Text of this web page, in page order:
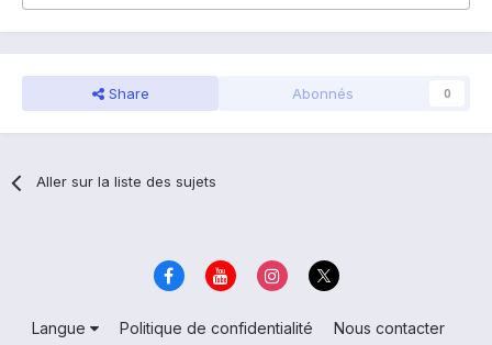
Share Abonnés 0
Aller sur la liste des sujets
Langue Politique de confidentialité
Nous contacter